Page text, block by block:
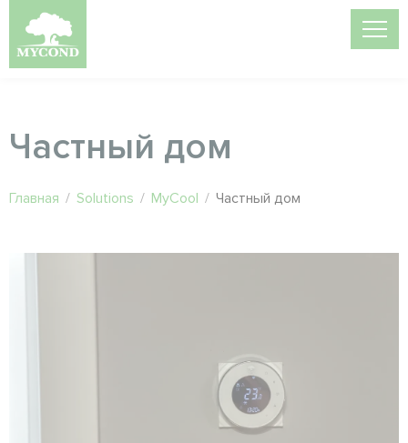
Частный дом
Главная / Solutions / MyCool / Частный дом